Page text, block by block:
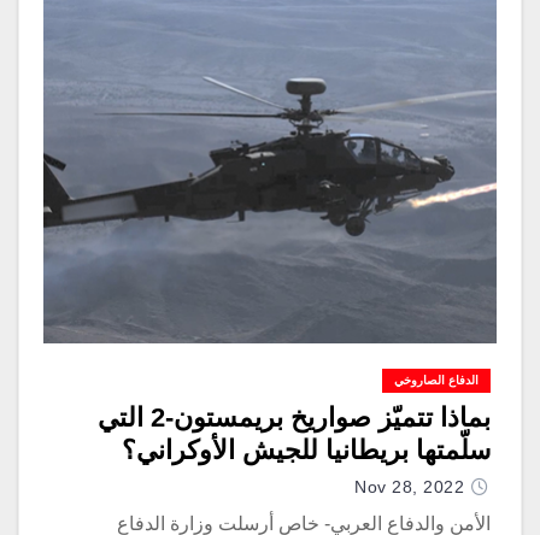
الدفاع الصاروخي
بماذا تتميّز صواريخ بريمستون-2 التي
سلّمتها بريطانيا للجيش الأوكراني؟
Nov 28, 2022
الأمن والدفاع العربي- خاص أرسلت وزارة الدفاع